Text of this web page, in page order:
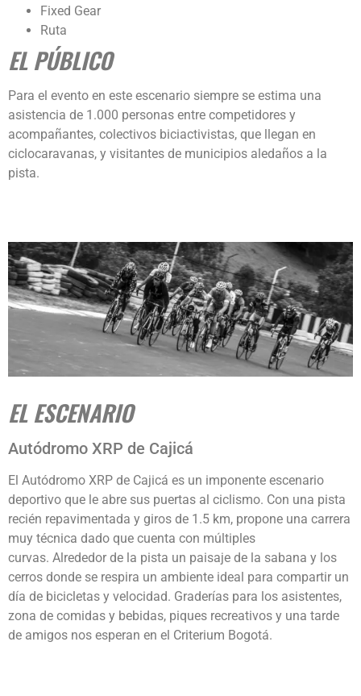
Fixed Gear
Ruta
EL PÚBLICO
Para el evento en este escenario siempre se estima una
asistencia de 1.000 personas entre competidores y
acompañantes, colectivos biciactivistas, que llegan en
ciclocaravanas, y visitantes de municipios aledaños a la
pista.
EL ESCENARIO
Autódromo XRP de Cajicá
El Autódromo XRP de Cajicá es un imponente escenario
deportivo que le abre sus puertas al ciclismo. Con una pista
recién repavimentada y giros de 1.5 km, propone una carrera
muy técnica dado que cuenta con múltiples
curvas. Alrededor de la pista un paisaje de la sabana y los
cerros donde se respira un ambiente ideal para compartir un
día de bicicletas y velocidad. Graderías para los asistentes,
zona de comidas y bebidas, piques recreativos y una tarde
de amigos nos esperan en el Criterium Bogotá.